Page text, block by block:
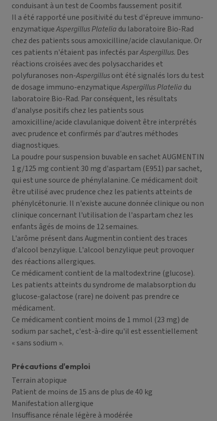
conduisant à un test de Coombs faussement positif.
Il a été rapporté une positivité du test d'épreuve immuno-
enzymatiqueAspergillus Platelia du laboratoire Bio-Rad
chez des patients sous amoxicilline/acide clavulanique. Or
ces patients n'étaient pas infectés parAspergillus. Des
réactions croisées avec des polysaccharides et
polyfuranoses non-Aspergillusont été signalés lors du test
de dosage immuno-enzymatiqueAspergillus Platelia du
laboratoire Bio-Rad. Par conséquent, les résultats
d'analyse positifs chez les patients sous
amoxicilline/acide clavulanique doivent être interprétés
avec prudence et confirmés par d'autres méthodes
diagnostiques.
La poudre pour suspension buvable en sachet AUGMENTIN
1 g/125 mg contient 30 mg d'aspartam (E951) par sachet,
qui est une source de phénylalanine. Ce médicament doit
être utilisé avec prudence chez les patients atteints de
phénylcétonurie. Il n'existe aucune donnée clinique ou non
clinique concernant l'utilisation de l'aspartam chez les
enfants âgés de moins de 12 semaines.
L'arôme présent dans Augmentin contient des traces
d'alcool benzylique. L'alcool benzylique peut provoquer
des réactions allergiques.
Ce médicament contient de la maltodextrine (glucose).
Les patients atteints du syndrome de malabsorption du
glucose-galactose (rare) ne doivent pas prendre ce
médicament.
Ce médicament contient moins de 1 mmol (23 mg) de
sodium par sachet, c'est-à-dire qu'il est essentiellement
« sans sodium ».
Précautions d'emploi
Terrain atopique
Patient de moins de 15 ans de plus de 40 kg
Manifestation allergique
Insuffisance rénale légère à modérée